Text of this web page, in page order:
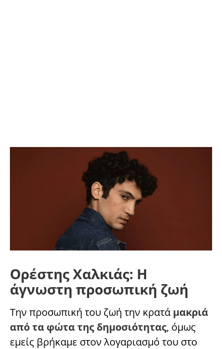
Ορέστης Χαλκιάς: Η
άγνωστη προσωπική ζωή
Την προσωπική του ζωή την κρατά μακριά
από τα φώτα της δημοσιότητας, όμως
εμείς βρήκαμε στον λογαριασμό του στο